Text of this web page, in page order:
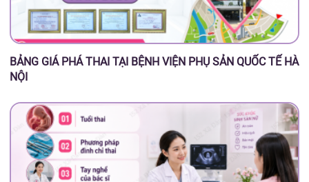
BẢNG GIÁ PHÁ THAI TẠI BỆNH VIỆN PHỤ SẢN QUỐC TẾ HÀ
NỘI